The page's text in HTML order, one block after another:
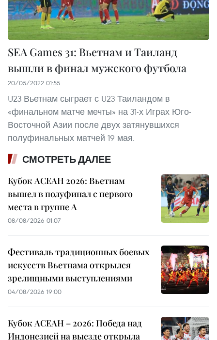
SEA Games 31: Вьетнам и Таиланд
вышли в финал мужского футбола
20/05/2022 01:55
U23 Вьетнам сыграет с U23 Таиландом в
«финальном матче мечты» на 31-х Играх Юго-
Восточной Азии после двух затянувшихся
полуфинальных матчей 19 мая.
СМОТРЕТЬ ДАЛЕЕ
Кубок АСЕАН 2026: Вьетнам
вышел в полуфинал с первого
места в группе A
08/08/2026 01:07
Фестиваль традиционных боевых
искусств Вьетнама открылся
зрелищными выступлениями
04/08/2026 19:00
Кубок АСЕАН – 2026: Победа над
Индонезией на выезде открыла